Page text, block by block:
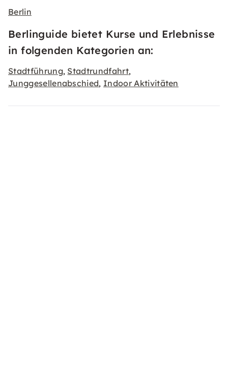
Berlin
Berlinguide bietet Kurse und Erlebnisse
in folgenden Kategorien an:
Stadtführung, Stadtrundfahrt,
Junggesellenabschied, Indoor Aktivitäten